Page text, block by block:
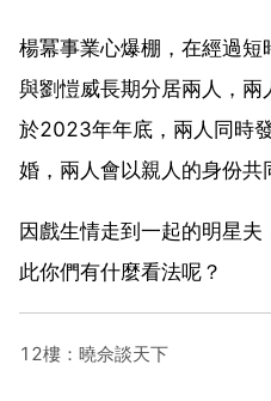
楊冪事業心爆棚，在經過
與劉愷威長期分居兩人，
於2023年年底，兩人同時
婚，兩人會以親人的身份共
因戲生情走到一起的明星
此你們有什麼看法呢？
12樓：曉佘談天下